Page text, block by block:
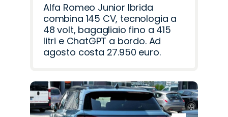
Alfa Romeo Junior Ibrida
combina 145 CV, tecnologia a
48 volt, bagagliaio fino a 415
litri e ChatGPT a bordo. Ad
agosto costa 27.950 euro.